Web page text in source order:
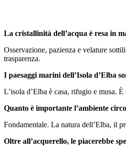
La cristallinità dell’acqua è resa in
Osservazione, pazienza e velature
trasparenza.
I paesaggi marini dell’Isola d’Elba
L’isola d’Elba è casa, rifugio e musa.
Quanto è importante l’ambiente
Fondamentale. La natura dell’Elba, il
Oltre all’acquerello, le piacerebbe